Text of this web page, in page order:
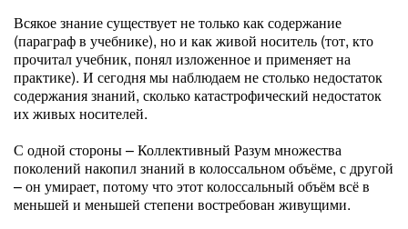
Всякое знание существует не только как содержание
(параграф в учебнике), но и как живой носитель (тот, кто
прочитал учебник, понял изложенное и применяет на
практике). И сегодня мы наблюдаем не столько недостаток
содержания знаний, сколько катастрофический недостаток
их живых носителей.
С одной стороны – Коллективный Разум множества
поколений накопил знаний в колоссальном объёме, с другой
– он умирает, потому что этот колоссальный объём всё в
меньшей и меньшей степени востребован живущими.